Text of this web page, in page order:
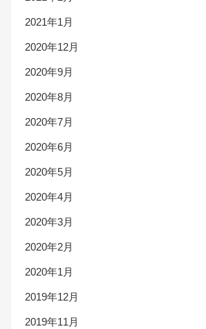
2021年1月
2020年12月
2020年9月
2020年8月
2020年7月
2020年6月
2020年5月
2020年4月
2020年3月
2020年2月
2020年1月
2019年12月
2019年11月